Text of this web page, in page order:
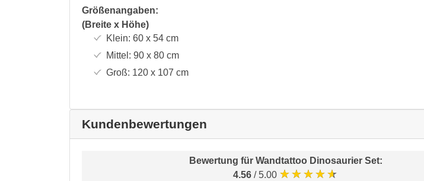
Größenangaben:
(Breite x Höhe)
Klein: 60 x 54cm
Mittel: 90 x 80cm
Groß: 120 x 107 cm
Kundenbewertungen
Bewertung für Wandtattoo Dinosaurier Set:
4.56 / 5.00 ★★★★★